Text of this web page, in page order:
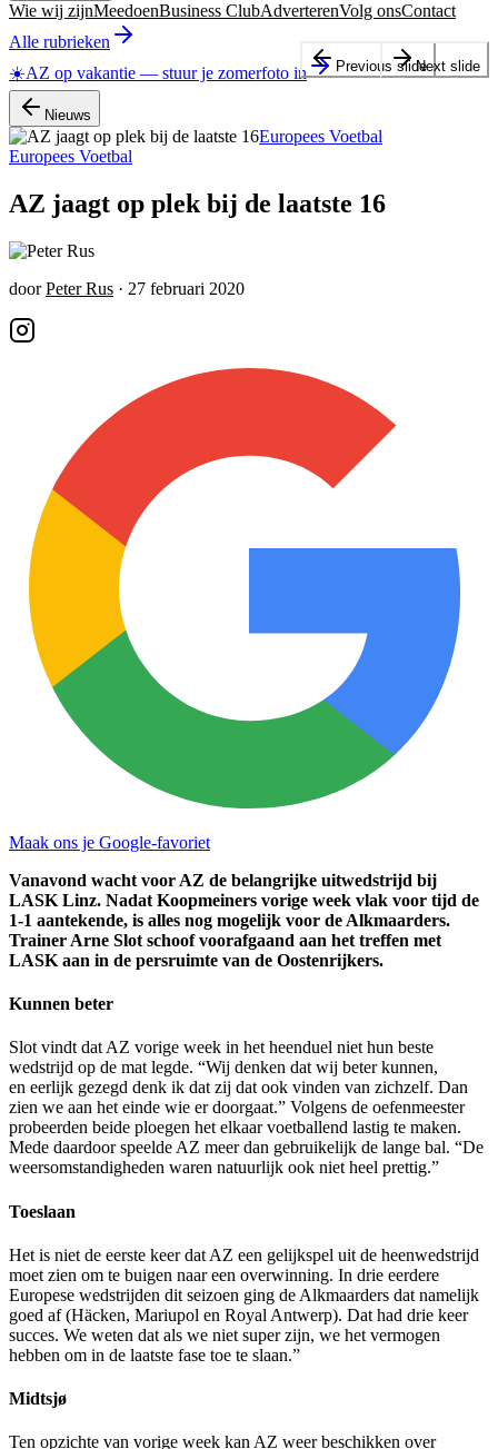
Wie wij zijnMeedoenBusiness ClubAdverterenVolg onsContact
Alle rubrieken
☀️AZ op vakantie — stuur je zomerfoto in
Nieuws
Europees Voetbal
Europees Voetbal
AZ jaagt op plek bij de laatste 16
door Peter Rus · 27 februari 2020
Maak ons je Google-favoriet
Vanavond wacht voor AZ de belangrijke uitwedstrijd bij
LASK Linz. Nadat Koopmeiners vorige week vlak voor tijd de
1-1 aantekende, is alles nog mogelijk voor de Alkmaarders.
Trainer Arne Slot schoof voorafgaand aan het treffen met
LASK aan in de persruimte van de Oostenrijkers.
Kunnen beter
Slot vindt dat AZ vorige week in het heenduel niet hun beste
wedstrijd op de mat legde. “Wij denken dat wij beter kunnen,
en eerlijk gezegd denk ik dat zij dat ook vinden van zichzelf. Dan
zien we aan het einde wie er doorgaat.” Volgens de oefenmeester
probeerden beide ploegen het elkaar voetballend lastig te maken.
Mede daardoor speelde AZ meer dan gebruikelijk de lange bal. “De
weersomstandigheden waren natuurlijk ook niet heel prettig.”
Toeslaan
Het is niet de eerste keer dat AZ een gelijkspel uit de heenwedstrijd
moet zien om te buigen naar een overwinning. In drie eerdere
Europese wedstrijden dit seizoen ging de Alkmaarders dat namelijk
goed af (Häcken, Mariupol en Royal Antwerp). Dat had drie keer
succes. We weten dat als we niet super zijn, we het vermogen
hebben om in de laatste fase toe te slaan.”
Midtsjø
Ten opzichte van vorige week kan AZ weer beschikken over
Previous slideNext slide